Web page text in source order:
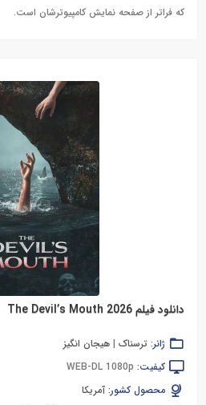
که فراتر از صفحه نمایش کامپیوترشان است.
دانلود فیلم The Devil’s Mouth 2026
ژانر: ترسناک | هیجان انگیز
کیفیت: WEB-DL 1080p
محصول کشور: آمریکا